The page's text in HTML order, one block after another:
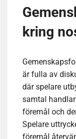
kring
är fulla av
där spelare
samtal
föremål och
Spelare
föremål